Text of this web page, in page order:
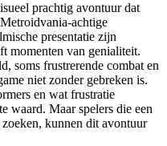
prachtig avontuur dat
achtige
presentatie zijn
momenten van genialiteit.
soms frustrerende combat en
niet zonder gebreken is.
en wat frustratie
waard. Maar spelers die een
kunnen dit avontuur